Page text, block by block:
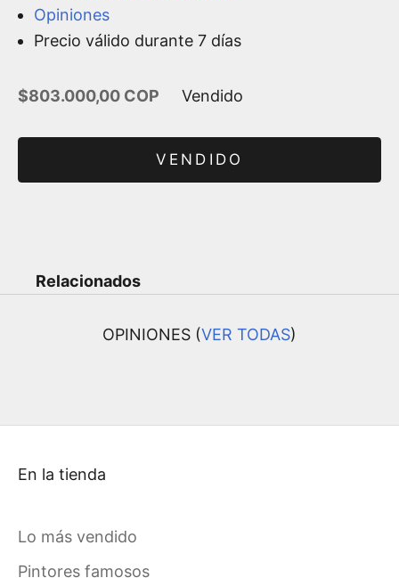
Opiniones
Precio válido durante 7 días
Precio de oferta
$803.000,00 COP Vendido
VENDIDO
Relacionados
OPINIONES (VER TODAS)
En la tienda
Lo más vendido
Pintores famosos